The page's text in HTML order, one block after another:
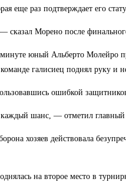
еще раз подтверждает его
сказал Морено после
юный Альберто Молейро
галисиец поднял руку и
ошибкой
шанс, — отметил главный
хозяев действовала
на второе место в